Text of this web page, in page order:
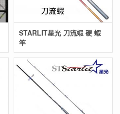
STARLIT星光 刀流蝦 硬 蝦
竿